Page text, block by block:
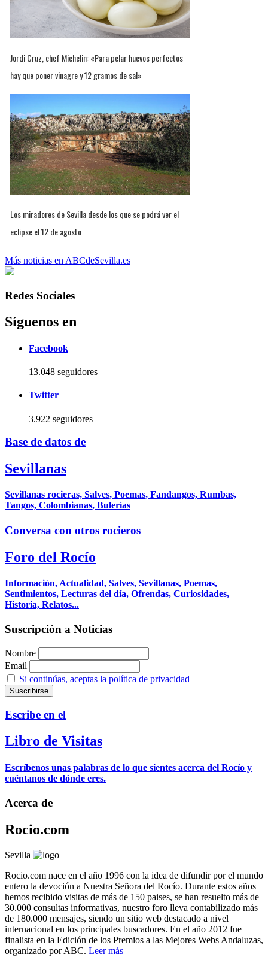
Jordi Cruz, chef Michelin: «Para pelar huevos perfectos
hay que poner vinagre y 12 gramos de sal»
Los miradores de Sevilla desde los que se podrá ver el
eclipse el 12 de agosto
Más noticias en ABCdeSevilla.es
Redes Sociales
Síguenos en
Facebook
13.048 seguidores
Twitter
3.922 seguidores
Base de datos de
Sevillanas
Sevillanas rocieras, Salves, Poemas, Fandangos, Rumbas,
Tangos, Colombianas, Bulerías
Conversa con otros rocieros
Foro del Rocío
Información, Actualidad, Salves, Sevillanas, Poemas,
Sentimientos, Lecturas del día, Ofrendas, Curiosidades,
Historia, Relatos...
Suscripción a Noticias
Nombre
Email
Si continúas, aceptas la política de privacidad
Escribe en el
Libro de Visitas
Escríbenos unas palabras de lo que sientes acerca del Rocío y
cuéntanos de dónde eres.
Acerca de
Rocio.com
Sevilla
Rocio.com nace en el año 1996 con la idea de difundir por el mundo
entero la devoción a Nuestra Señora del Rocío. Durante estos años
hemos recibido visitas de más de 150 paises, se han resuelto más de
30.000 consultas informativas, nuestro foro lleva contabilizado más
de 180.000 mensajes, siendo un sitio web destacado a nivel
internacional en los principales buscadores. En el año 2012 fue
finalista en la Edición de los Premios a las Mejores Webs Andaluzas,
organizado por ABC. Leer más